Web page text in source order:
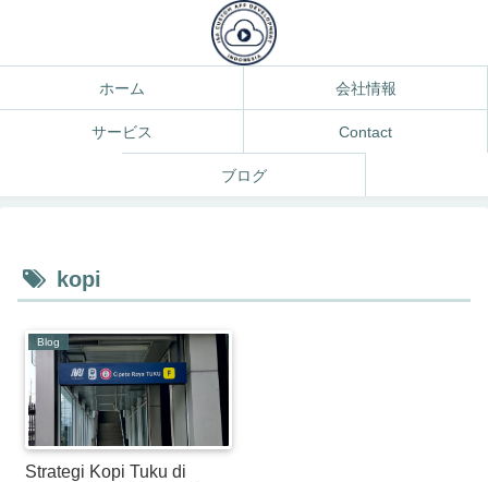
ホーム 会社情報
サービス Contact
ブログ
kopi
Blog
Strategi Kopi Tuku di